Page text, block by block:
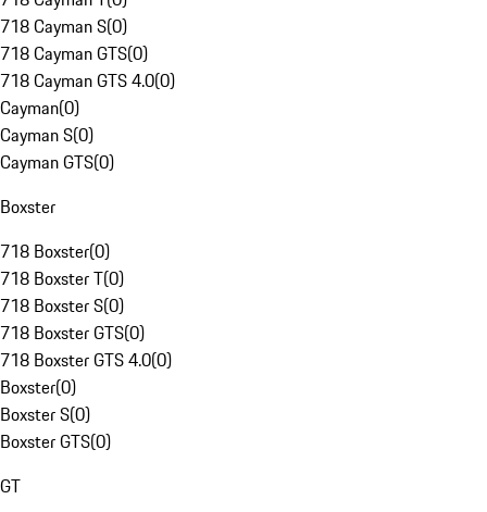
718 Cayman S(0)
718 Cayman GTS(0)
718 Cayman GTS 4.0(0)
Cayman(0)
Cayman S(0)
Cayman GTS(0)
Boxster
718 Boxster(0)
718 Boxster T(0)
718 Boxster S(0)
718 Boxster GTS(0)
718 Boxster GTS 4.0(0)
Boxster(0)
Boxster S(0)
Boxster GTS(0)
GT